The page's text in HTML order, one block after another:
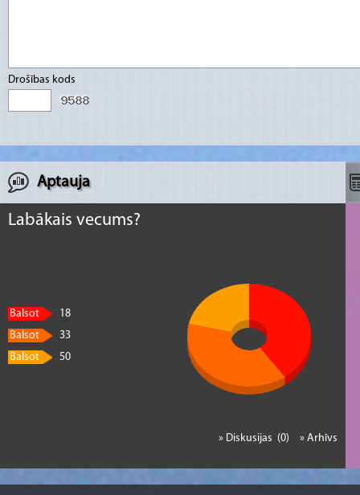
Drošības kods
Aptauja
Labākais vecums?
Balsot
18
Balsot
33
Balsot
50
» Arhīvs
» Diskusijas (0)